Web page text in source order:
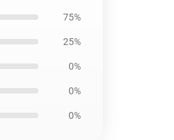
75%
25%
0%
0%
0%